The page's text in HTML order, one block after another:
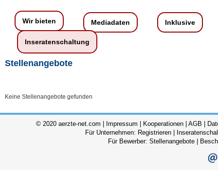
Wir bieten Mediadaten Inklusive
Inseratenschaltung
Stellenangebote
Keine Stellenangebote gefunden
© 2020 aerzte-net.com | Impressum Kooperationen AGB
Für Unternehmen: Registrieren
Für Bewerber: Stellenangebote